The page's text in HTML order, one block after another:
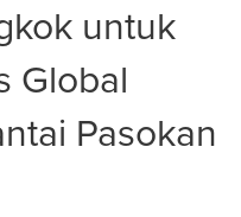
untuk
Global
Pasokan